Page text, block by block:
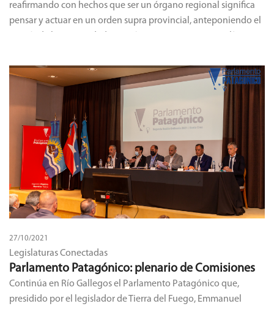
reafirmando con hechos que ser un órgano regional significa
pensar y actuar en un orden supra provincial, anteponiendo el
27/10/2021
Legislaturas Conectadas
Parlamento Patagónico: plenario de Comisiones
Continúa en Río Gallegos el Parlamento Patagónico que,
presidido por el legislador de Tierra del Fuego, Emmanuel